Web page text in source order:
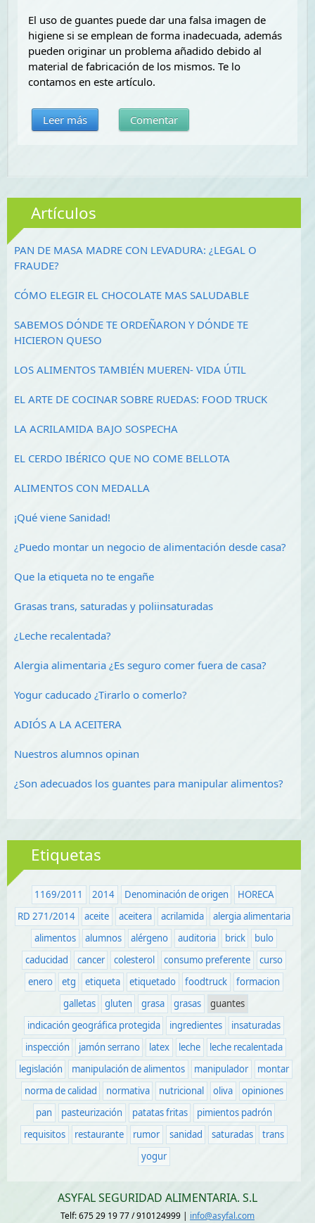
El uso de guantes puede dar una falsa imagen de
higiene si se emplean de forma inadecuada, además
pueden originar un problema añadido debido al
material de fabricación de los mismos. Te lo
contamos en este artículo.
Leer más Comentar
Artículos
PAN DE MASA MADRE CON LEVADURA: ¿LEGAL O
FRAUDE?
CÓMO ELEGIR EL CHOCOLATE MAS SALUDABLE
SABEMOS DÓNDE TE ORDEÑARON Y DÓNDE TE
HICIERON QUESO
LOS ALIMENTOS TAMBIÉN MUEREN- VIDA ÚTIL
EL ARTE DE COCINAR SOBRE RUEDAS: FOOD TRUCK
LA ACRILAMIDA BAJO SOSPECHA
EL CERDO IBÉRICO QUE NO COME BELLOTA
ALIMENTOS CON MEDALLA
¡Qué viene Sanidad!
¿Puedo montar un negocio de alimentación desde casa?
Que la etiqueta no te engañe
Grasas trans, saturadas y poliinsaturadas
¿Leche recalentada?
Alergia alimentaria ¿Es seguro comer fuera de casa?
Yogur caducado ¿Tirarlo o comerlo?
ADIÓS A LA ACEITERA
Nuestros alumnos opinan
¿Son adecuados los guantes para manipular alimentos?
Etiquetas
1169/2011 2014 Denominación de origen
HORECA
RD 271/2014
aceite aceitera acrilamida
alergia alimentaria
alimentos
alumnos alérgeno auditoria brick
bulo
caducidad
cancer colesterol consumo preferente
curso
enero
etg etiqueta etiquetado foodtruck
formacion
galletas
gluten grasa grasas
guantes
indicación geográfica protegida
ingredientes
insaturadas
inspección
jamón serrano latex leche
leche recalentada
legislación
manipulación de alimentos manipulador
montar
norma de calidad
normativa nutricional oliva
opiniones
pan
pasteurización patatas fritas
pimientos padrón
requisitos
restaurante rumor sanidad saturadas
trans
yogur
ASYFAL SEGURIDAD ALIMENTARIA. S.L
Telf: 675 29 19 77 / 910124999 | info@asyfal.com